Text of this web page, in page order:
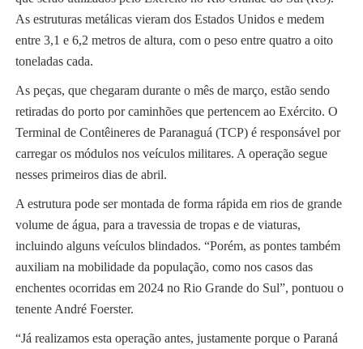
As estruturas metálicas vieram dos Estados Unidos e medem
entre 3,1 e 6,2 metros de altura, com o peso entre quatro a oito
toneladas cada.
As peças, que chegaram durante o mês de março, estão sendo
retiradas do porto por caminhões que pertencem ao Exército. O
Terminal de Contêineres de Paranaguá (TCP) é responsável por
carregar os módulos nos veículos militares. A operação segue
nesses primeiros dias de abril.
A estrutura pode ser montada de forma rápida em rios de grande
volume de água, para a travessia de tropas e de viaturas,
incluindo alguns veículos blindados. “Porém, as pontes também
auxiliam na mobilidade da população, como nos casos das
enchentes ocorridas em 2024 no Rio Grande do Sul”, pontuou o
tenente André Foerster.
“Já realizamos esta operação antes, justamente porque o Paraná